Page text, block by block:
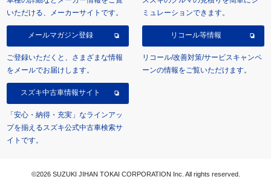
いただける、メーカーサイトです。
ミュレーションできます。
メールマガジン登録
ご登録いただくと、さまざまな情報
をメールでお届けします。
リコール等情報
リコール/改善対策/サービスキャンペ
ーンの情報をご覧いただけます。
スズキ中古車情報サイト
「安心・納得・充実」なラインアッ
プを揃えるスズキ公式中古車検索サ
イトです。
©2026 SUZUKI JIHAN TOKAI CORPORATION Inc. All rights reserved.